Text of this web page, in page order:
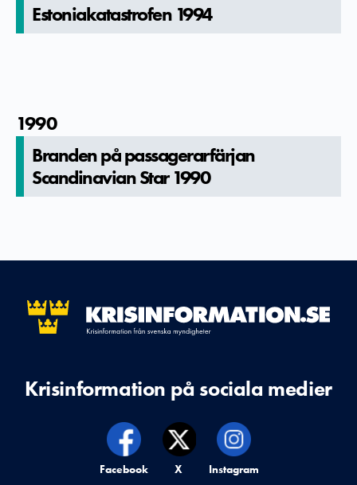
Estoniakat­astrofen 1994
1990
Branden på passagerar­färjan
Scandinavi­an Star 1990
Krisinformation på sociala medier
Krisinformation på,
Facebook Krisinformation på,
X Krisinformation på,
Instagram